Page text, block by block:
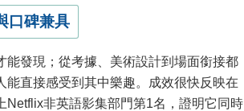
口碑兼具
發現；從考據、美術設計到場面銜接都
直接感受到其中樂趣。成效很快反映在
Netflix非英語影集部門第1名，證明它同時